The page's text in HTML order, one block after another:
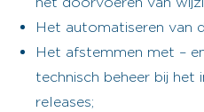
Het automatiseren van
Het afstemmen met –
technisch beheer bij het
releases;